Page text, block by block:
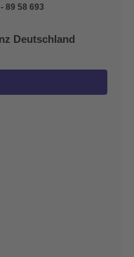
89 58 693
Deutschland